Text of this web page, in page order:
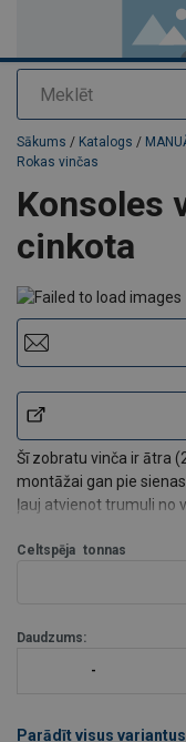
Meklēt
Pievienots jūsu
Sākums / Katalogs /
Rokas vinčas
Konsoles
cinkota
Šī zobratu vinča ir ātra
montāžai gan pie
ļauj atvienot trumuli no
un 316.
Celtspēja tonnas
Daudzums:
Parādīt visus variantus